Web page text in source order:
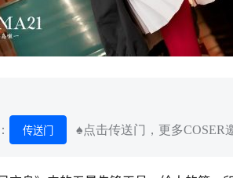
传送门 ♠点击传送门，更多COSER